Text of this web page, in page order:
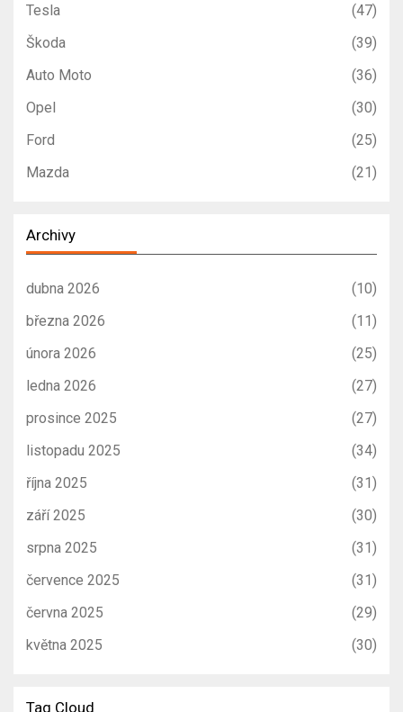
Tesla
(47)
Škoda
(39)
Auto Moto
(36)
Opel
(30)
Ford
(25)
Mazda
(21)
Archivy
dubna 2026
(10)
března 2026
(11)
února 2026
(25)
ledna 2026
(27)
prosince 2025
(27)
listopadu 2025
(34)
října 2025
(31)
září 2025
(30)
srpna 2025
(31)
července 2025
(31)
června 2025
(29)
května 2025
(30)
Tag Cloud